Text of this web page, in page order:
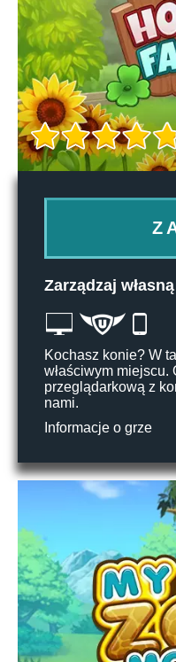
Zarządzaj
Kochasz konie? W
właściwym miejscu.
przeglądarkową z
nami.
Informacje o grze